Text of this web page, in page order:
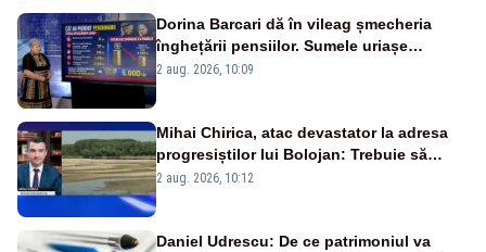
Dorina Barcari dă în vileag șmecheria
înghețării pensiilor. Sumele uriașe
pierdute de fiecare român
2 aug. 2026, 10:09
Mihai Chirica, atac devastator la adresa
progresiștilor lui Bolojan: Trebuie să
protejăm și natura, dar nu șținem omaneii
2 aug. 2026, 10:12
Daniel Udrescu: De ce patrimoniul va